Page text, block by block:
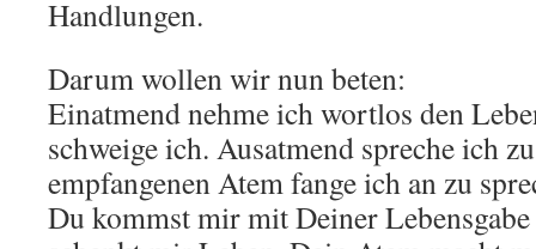
Handlungen.
Darum wollen wir nun beten:
Einatmend nehme ich wortlos den
schweige ich. Ausatmend spreche ich
empfangenen Atem fange ich an zu
Du kommst mir mit Deiner